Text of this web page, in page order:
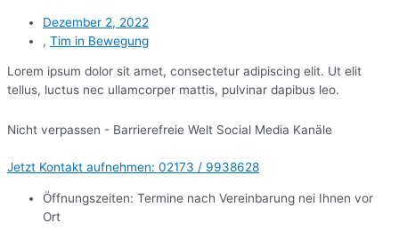
Dezember 2, 2022
, Tim in Bewegung
Lorem ipsum dolor sit amet, consectetur adipiscing elit. Ut elit
tellus, luctus nec ullamcorper mattis, pulvinar dapibus leo.
Nicht verpassen - Barrierefreie Welt Social Media Kanäle
Jetzt Kontakt aufnehmen: 02173 / 9938628
Öffnungszeiten: Termine nach Vereinbarung nei Ihnen vor
Ort